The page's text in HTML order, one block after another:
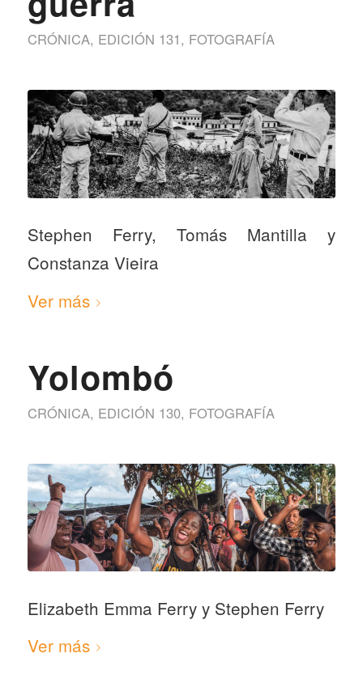
CRÓNICA, EDICIÓN 131, FOTOGRAFÍA
Stephen Ferry, Tomás Mantilla y
Constanza Vieira
Ver más
Yolombó
CRÓNICA, EDICIÓN 130, FOTOGRAFÍA
Elizabeth Emma Ferry y Stephen Ferry
Ver más